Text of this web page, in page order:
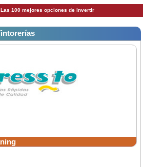
100 mejores opciones de invertir